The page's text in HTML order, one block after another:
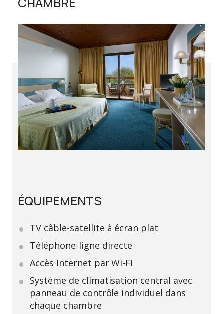
ÉQUIPEMENTS
TV câble-satellite à écran plat
Téléphone-ligne directe
Accès Internet par Wi-Fi
Système de climatisation central avec
panneau de contrôle individuel dans
chaque chambre